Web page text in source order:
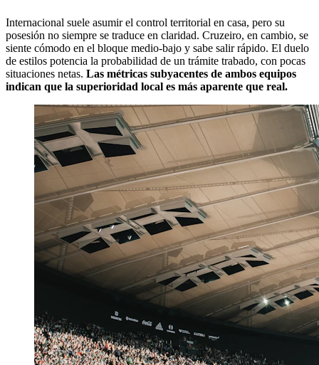
Internacional suele asumir el control territorial en casa, pero su
posesión no siempre se traduce en claridad. Cruzeiro, en cambio, se
siente cómodo en el bloque medio-bajo y sabe salir rápido. El duelo
de estilos potencia la probabilidad de un trámite trabado, con pocas
situaciones netas. Las métricas subyacentes de ambos equipos
indican que la superioridad local es más aparente que real.